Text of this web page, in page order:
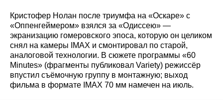
Кристофер Нолан после триумфа на «Оскаре» с
«Оппенгеймером» взялся за «Одиссею» —
экранизацию гомеровского эпоса, которую он целиком
снял на камеры IMAX и смонтировал по старой,
аналоговой технологии. В сюжете программы «60
Minutes» (фрагменты публиковал Variety) режиссёр
впустил съёмочную группу в монтажную; выход
фильма в формате IMAX 70 мм намечен на июль.